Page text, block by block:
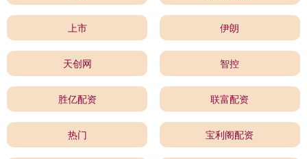
上市 伊朗
天创网 智控
胜亿配资 联富配资
热门 宝利阁配资